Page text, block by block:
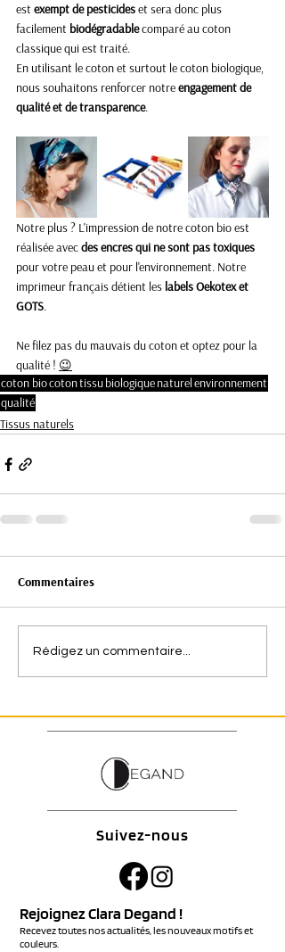
est exempt de pesticides et sera donc plus
facilement biodégradable comparé au coton
classique qui est traité.
En utilisant le coton et surtout le coton biologique,
nous souhaitons renforcer notre engagement de
qualité et de transparence.
Notre plus ? L'impression de notre coton bio est
réalisée avec des encres qui ne sont pas toxiques
pour votre peau et pour l'environnement. Notre
imprimeur français détient les labels Oekotex et
GOTS.
Ne filez pas du mauvais du coton et optez pour la
qualité ! 😉
coton biocotontissubiologiquenaturelenvironnement
qualité
Tissus naturels
Commentaires
Rédigez un commentaire...
Suivez-nous
Rejoignez Clara Degand !
Recevez toutes nos actualités, les nouveaux motifs et
couleurs.